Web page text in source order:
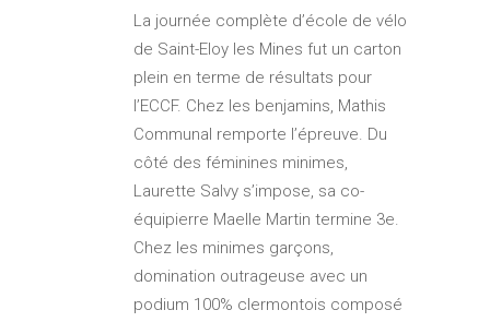
La journée complète d’école de vélo
de Saint-Eloy les Mines fut un carton
plein en terme de résultats pour
l’ECCF. Chez les benjamins, Mathis
Communal remporte l’épreuve. Du
côté des féminines minimes,
Laurette Salvy s’impose, sa co-
équipierre Maelle Martin termine 3e.
Chez les minimes garçons,
domination outrageuse avec un
podium 100% clermontois composé